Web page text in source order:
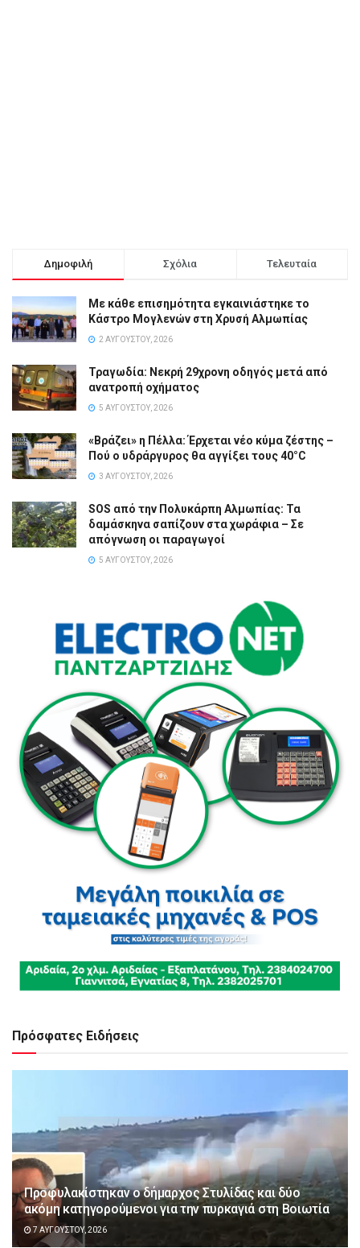
Δημοφιλή Σχόλια Τελευταία
Με κάθε επισημότητα εγκαινιάστηκε το
Κάστρο Μογλενών στη Χρυσή Αλμωπίας
2 ΑΥΓΟΎΣΤΟΥ, 2026
Τραγωδία: Νεκρή 29χρονη οδηγός μετά από
ανατροπή οχήματος
5 ΑΥΓΟΎΣΤΟΥ, 2026
«Βράζει» η Πέλλα: Έρχεται νέο κύμα ζέστης –
Πού ο υδράργυρος θα αγγίξει τους 40°C
3 ΑΥΓΟΎΣΤΟΥ, 2026
SOS από την Πολυκάρπη Αλμωπίας: Τα
δαμάσκηνα σαπίζουν στα χωράφια – Σε
απόγνωση οι παραγωγοί
5 ΑΥΓΟΎΣΤΟΥ, 2026
Πρόσφατες Ειδήσεις
Προφυλακίστηκαν ο δήμαρχος Στυλίδας και δύο
ακόμη κατηγορούμενοι για την πυρκαγιά στη Βοιωτία
7 ΑΥΓΟΎΣΤΟΥ, 2026